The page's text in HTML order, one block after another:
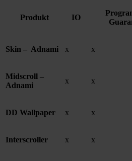
Produkt IO
Skin – Adnami x x
Midscroll –
Adnami
x x
DD Wallpaper x x
Interscroller x x